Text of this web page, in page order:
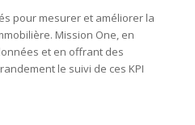
pour mesurer et améliorer la
Mission One, en
et en offrant des
le suivi de ces KPI